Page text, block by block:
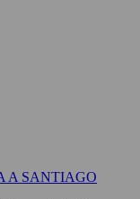
A SANTIAGO